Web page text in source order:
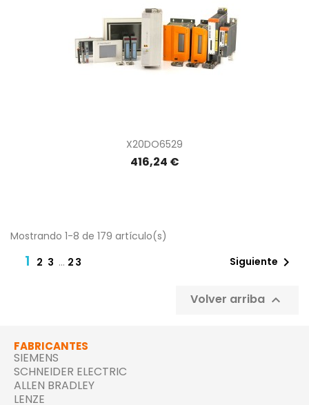
X20DO6529
416,24 €
Mostrando 1-8 de 179 artículo(s)
1 2 3 … 23 Siguiente 
Volver arriba 
FABRICANTES
SIEMENS
SCHNEIDER ELECTRIC
ALLEN BRADLEY
LENZE